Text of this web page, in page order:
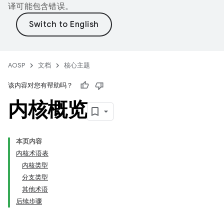
译可能包含错误。
AOSP 文档 核心主题
该内容对您有帮助吗？
内核概览
本页内容
内核术语表
内核类型
分支类型
其他术语
后续步骤